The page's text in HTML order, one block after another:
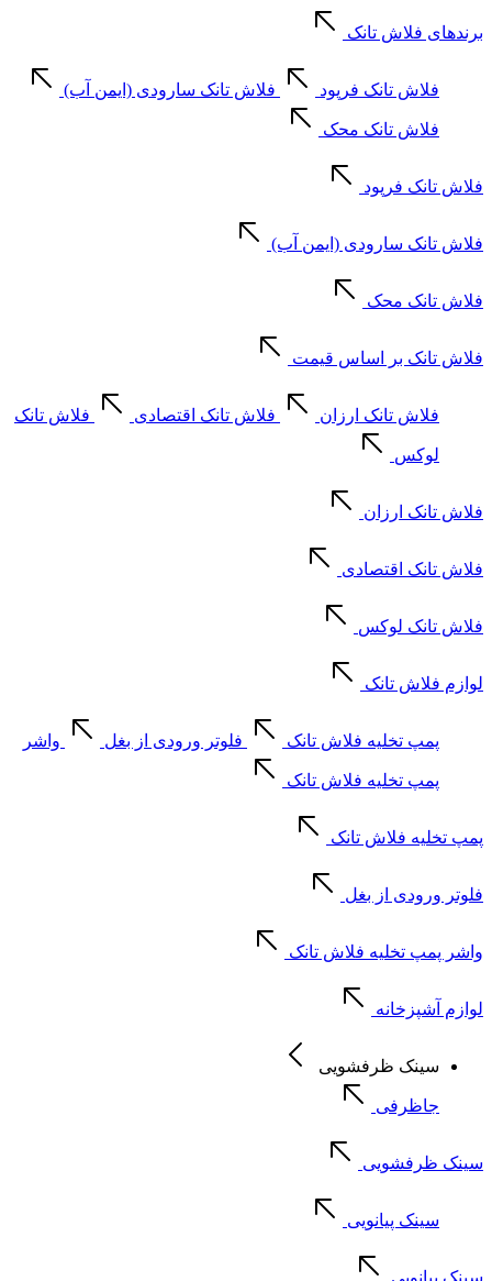
برندهای فلاش تانک
فلاش تانک فرپود فلاش تانک سارودی (ایمن آب)
فلاش تانک محک
فلاش تانک فرپود
فلاش تانک سارودی (ایمن آب)
فلاش تانک محک
فلاش تانک بر اساس قیمت
فلاش تانک ارزان فلاش تانک اقتصادی فلاش تانک
لوکس
فلاش تانک ارزان
فلاش تانک اقتصادی
فلاش تانک لوکس
لوازم فلاش تانک
پمپ تخلیه فلاش تانک فلوتر ورودی از بغل واشر
پمپ تخلیه فلاش تانک
پمپ تخلیه فلاش تانک
فلوتر ورودی از بغل
واشر پمپ تخلیه فلاش تانک
لوازم آشپزخانه
سینک ظرفشویی
جاظرفی
سینک ظرفشویی
سینک پیانویی
سینک پیانویی